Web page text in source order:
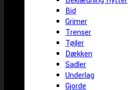
Bid
Grimer
Trenser
Tøjler
Dækken
Sadler
Underlag
Gjorde